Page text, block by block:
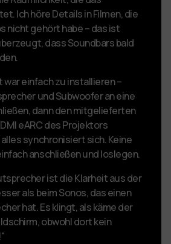
Ich höre Details in Filmen, die
nicht gehört habe – das ist
dass Soundbars bald
war einfach zu installieren –
und Subwoofer an eine
dann den mitgelieferten
eARC des Projektors
synchronisiert sich. Keine
anschließen und loslegen.
ist die Klarheit aus der
als beim Sonos, das einen
hat. Es klingt, als käme der
obwohl dort kein